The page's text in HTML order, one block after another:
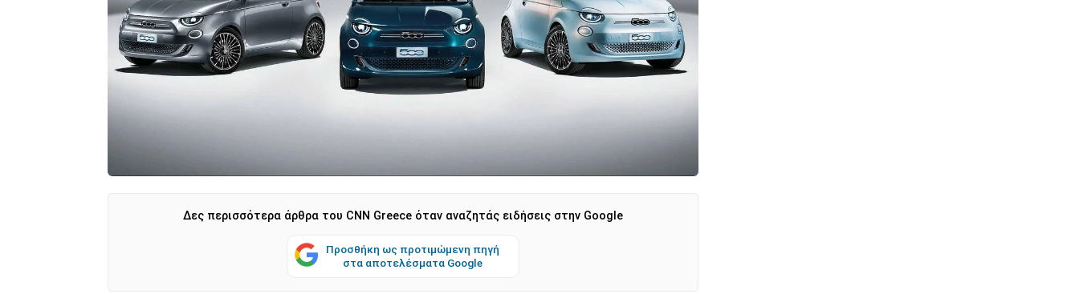
Δες περισσότερα άρθρα του CNN Greece όταν αναζητάς ειδήσεις στην Google
Προσθήκη ως προτιμώμενη πηγή
στα αποτελέσματα Google